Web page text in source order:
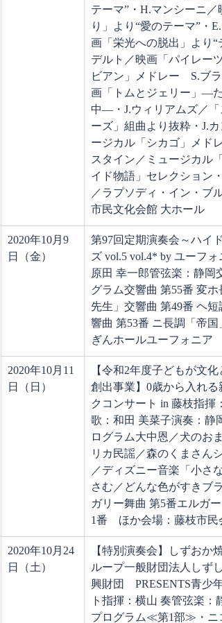
テーマ”・H.マンシーニ／
り」より“愛のテーマ”・
画「栄光への脱出」より“
デルト／映画「パイレー
ビアン」メドレー　S.ブ
画「トムとジェリー」―
中―・J.ウィリアムズ／「
ーズ」組曲より抜粋・J.カ
ージカル「シカゴ」メド
スタイン／ミュージカル
イド物語」セレクション
／ラプソディ・イン・ブ
市民文化会館 大ホール
2020年10月9
日（金）
第97回定期演奏会～ハイ
ズ vol.5 vol.4* by ユーフォ
原田 幸一郎管弦楽：静岡
グラム交響曲 第55番 変ホ
先生」交響曲 第49番 ヘ短
響曲 第53番 ニ長調「帝国
ぎんホールユーフォニア
2020年10月11
日（日）
【令和2年度子どもが文化
創出事業】0歳から入れる
クコンサート in 藤枝指揮
歌：和田 美菜子演奏：静
ログラム大中恩／犬のお
リカ民謡／森のくまさん
／ディズニー音楽「小さ
さむ／どんな色がすきブ
ガリー舞曲 第5番エルガー
1番　ほか会場：藤枝市民
2020年10月24
日（土）
【特別演奏会】しずおか
ループ一般財団法人しず
興財団　PRESENTS青少
ト指揮：横山 奏管弦楽：
プログラム≪第1部≫・ニ